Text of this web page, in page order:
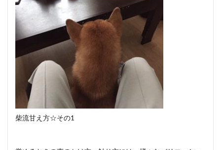
柴流甘え方☆その1